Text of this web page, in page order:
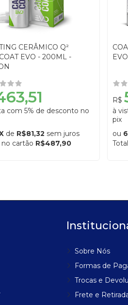
CERÂMICO Q²
EVO - 200ML -
com 5% de desconto no
de R$81,32 sem juros
no cartão R$487,90
R$
à
pix
ou
Sobre Nós
Formas de
Trocas e
Frete e